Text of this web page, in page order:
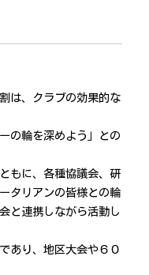
は、クラブの効果的な
の輪を深めよう」との
もに、各種協議会、研
タリアンの皆様との輪
と連携しながら活動し
あり、地区大会や６０